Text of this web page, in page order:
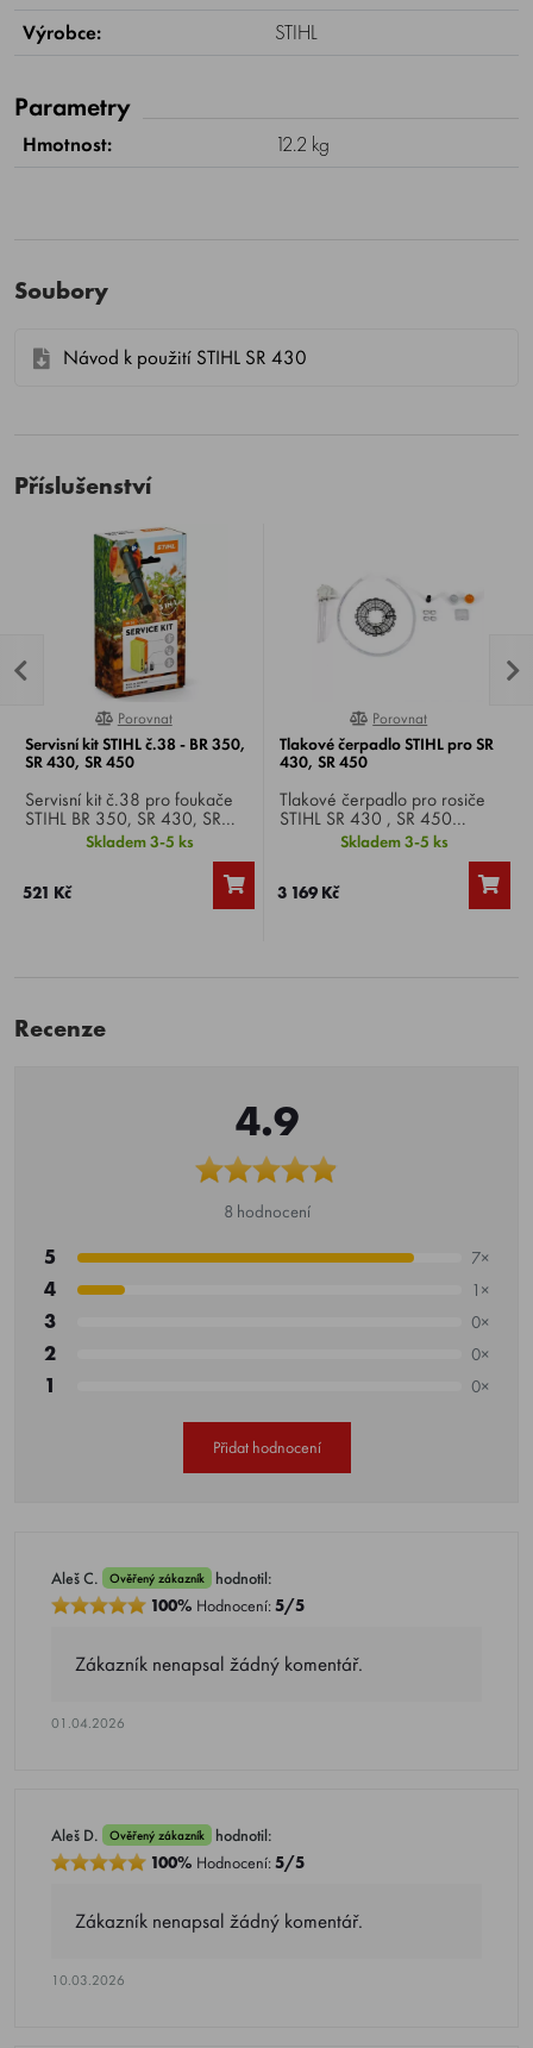
Výrobce:
STIHL
Parametry
Hmotnost: 12.2 kg
Soubory
Návod k použití STIHL SR 430
Příslušenství
0%
Porovnat
Servisní kit STIHL č.38 - BR 350,
SR 430, SR 450
Servisní kit č.38 pro foukače
STIHL BR 350, SR 430, SR
450 , obsahuje vzduchový filtr
papírový, sací hlavu a svíčku
Skladem 3-5 ks
521 Kč
0%
Porovnat
Tlakové čerpadlo STIHL pro SR
430, SR 450
Tlakové čerpadlo pro rosiče
STIHL SR 430 , SR 450
, zvyšuje množství kapaliny při
středně vysokých až vysokých
Skladem 3-5 ks
3 169 Kč
Recenze
4.9
8 hodnocení
5 7×
4 1×
3 0×
2 0×
1 0×
Přidat hodnocení
Aleš C. Ověřený zákazník
hodnotil:
100% Hodnocení:5/5
Zákazník nenapsal žádný komentář.
01.04.2026
Aleš D. Ověřený zákazník
hodnotil:
100% Hodnocení:5/5
Zákazník nenapsal žádný komentář.
10.03.2026